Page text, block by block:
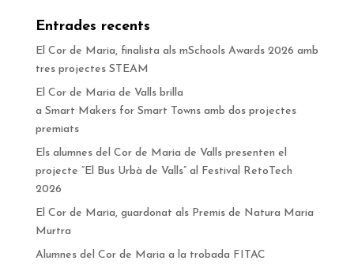
Entrades recents
El Cor de Maria, finalista als mSchools Awards 2026 amb
tres projectes STEAM
El Cor de Maria de Valls brilla
a Smart Makers for Smart Towns amb dos projectes
premiats
Els alumnes del Cor de Maria de Valls presenten el
projecte “El Bus Urbà de Valls” al Festival RetoTech
2026
El Cor de Maria, guardonat als Premis de Natura Maria
Murtra
Alumnes del Cor de Maria a la trobada FITAC